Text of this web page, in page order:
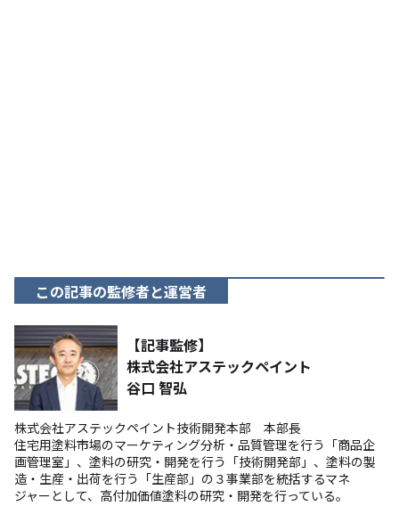
この記事の監修者と運営者
【記事監修】
株式会社アステックペイント
谷口 智弘
株式会社アステックペイント技術開発本部 本部長
住宅用塗料市場のマーケティング分析・品質管理を行う「商品企
画管理室」、塗料の研究・開発を行う「技術開発部」、塗料の製
造・生産・出荷を行う「生産部」の３事業部を統括するマネ
ジャーとして、高付加価値塗料の研究・開発を行っている。